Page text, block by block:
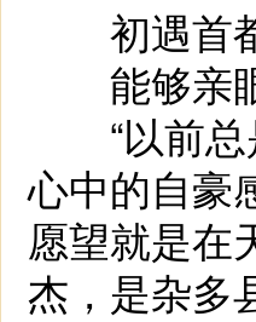
初遇首都
能够亲眼
“以前总
心中的自豪
愿望就是在
杰，是杂多